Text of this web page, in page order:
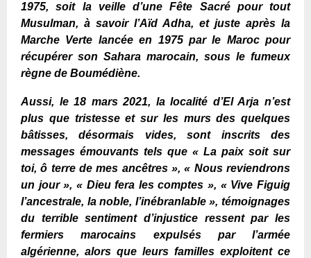
1975, soit la veille d’une Fête Sacré pour tout
Musulman, à savoirl’Aïd Adha, et juste après la
Marche Verte lancée en 1975 par le Maroc pour
récupérer son Sahara marocain, sous le fumeux
règne de Boumédiène.
Aussi, le18 mars 2021, la localité d’El Arja n’est
plus que tristesse et sur les murs des quelques
bâtisses, désormais vides, sont inscrits des
messages émouvants tels que « La paix soit sur
toi, ô terre de mes ancêtres », « Nous reviendrons
un jour », « Dieu fera les comptes », « Vive Figuig
l’ancestrale, la noble, l’inébranlable », témoignages
du terrible sentiment d’injustice ressent par les
fermiers marocains expulsés par l’armée
algérienne, alors que leurs familles exploitent ce